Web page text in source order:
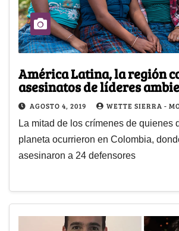
América Latina, la región
asesinatos de líderes
AGOSTO 4, 2019 WETTE SIERRA -
La mitad de los crímenes de quienes
planeta ocurrieron en Colombia,
asesinaron a 24 defensores